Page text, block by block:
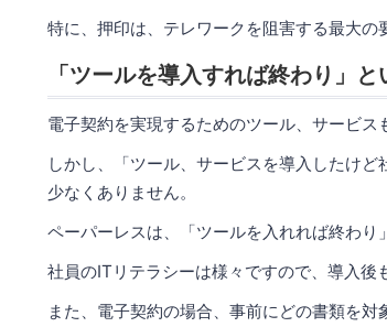
特に、押印は、テレワークを阻害する最大の
「ツールを導入すれば終わり」
電子契約を実現するためのツール、サービス
しかし、「ツール、サービスを導入したけ
少なくありません。
ペーパーレスは、「ツールを入れれば終わり
社員のITリテラシーは様々ですので、導入後
また、電子契約の場合、事前にどの書類を